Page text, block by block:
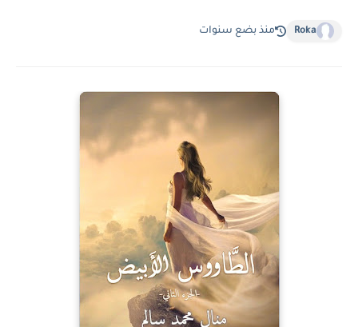
Roka منذ بضع سنوات